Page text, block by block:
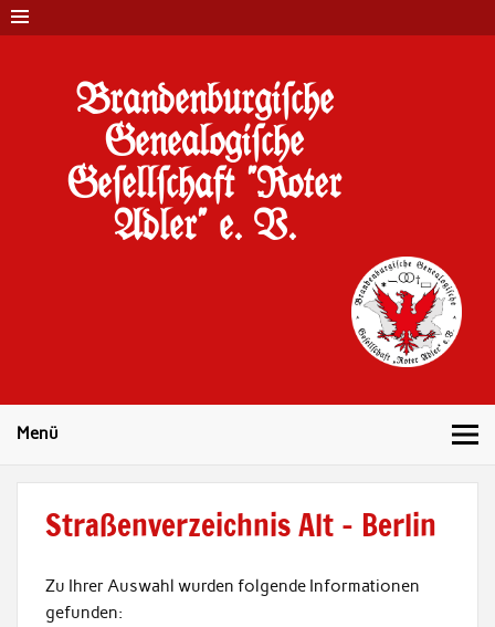
Brandenburgi#che
Genealogi#che
Ge#ell#chaft "Roter
Adler" e. V.
Menü
Straßenverzeichnis Alt – Berlin
Zu Ihrer Auswahl wurden folgende Informationen
gefunden: